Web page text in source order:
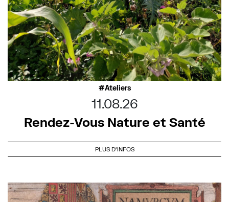
Ateliers
11.08.26
Rendez-Vous Nature et Santé
PLUS D'INFOS